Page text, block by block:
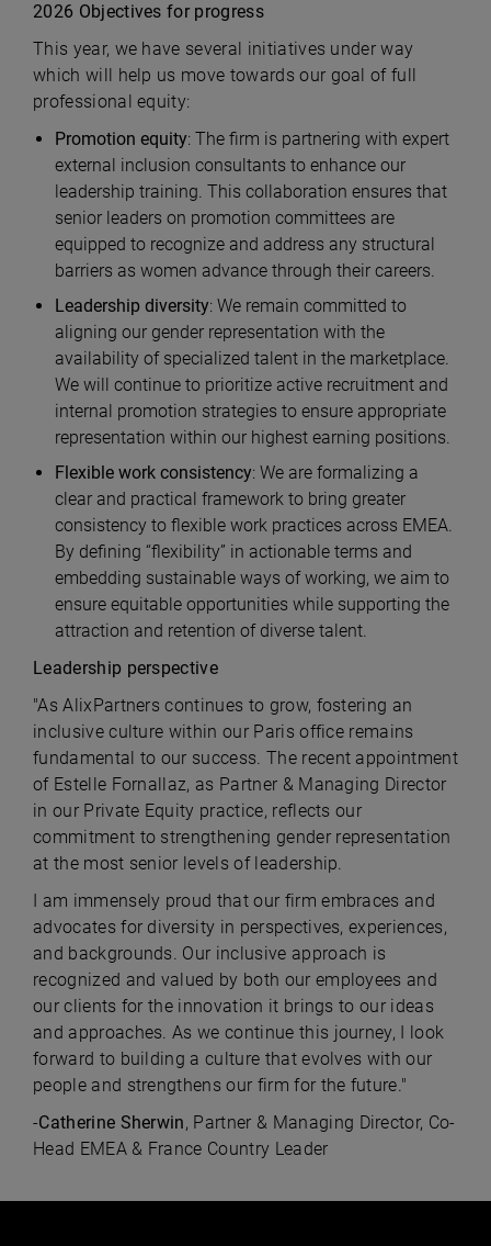
2026 Objectives for progress
This year, we have several initiatives under way
which will help us move towards our goal of full
professional equity:
Promotion equity: The firm is partnering with expert
external inclusion consultants to enhance our
leadership training. This collaboration ensures that
senior leaders on promotion committees are
equipped to recognize and address any structural
barriers as women advance through their careers.
Leadership diversity: We remain committed to
aligning our gender representation with the
availability of specialized talent in the marketplace.
We will continue to prioritize active recruitment and
internal promotion strategies to ensure appropriate
representation within our highest earning positions.
Flexible work consistency: We are formalizing a
clear and practical framework to bring greater
consistency to flexible work practices across EMEA.
By defining “flexibility” in actionable terms and
embedding sustainable ways of working, we aim to
ensure equitable opportunities while supporting the
attraction and retention of diverse talent.
Leadership perspective
"As AlixPartners continues to grow, fostering an
inclusive culture within our Paris office remains
fundamental to our success. The recent appointment
of Estelle Fornallaz, as Partner & Managing Director
in our Private Equity practice, reflects our
commitment to strengthening gender representation
at the most senior levels of leadership.
I am immensely proud that our firm embraces and
advocates for diversity in perspectives, experiences,
and backgrounds. Our inclusive approach is
recognized and valued by both our employees and
our clients for the innovation it brings to our ideas
and approaches. As we continue this journey, I look
forward to building a culture that evolves with our
people and strengthens our firm for the future."
-Catherine Sherwin, Partner & Managing Director, Co-
Head EMEA & France Country Leader